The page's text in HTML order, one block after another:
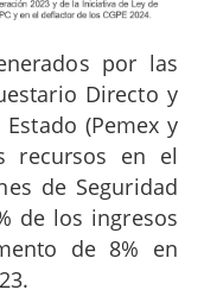
por las
Directo y
(Pemex y
recursos en el
de Seguridad
de los ingresos
de 8% en